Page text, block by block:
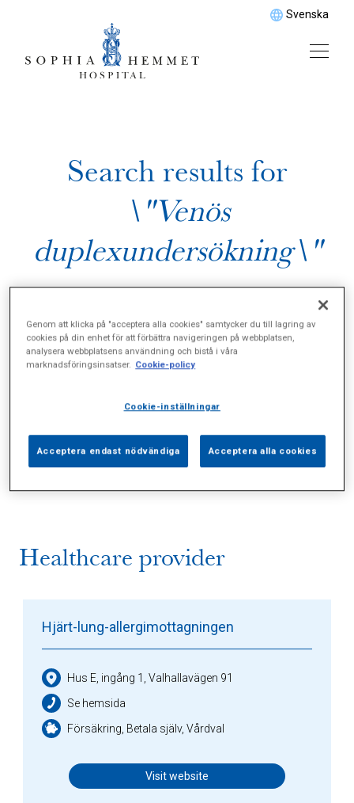
Svenska
Search results for
\"Venös
duplexundersökning\"
Alla (1) Vårdgivare (2) Specialister (0)
Sidor (0) Press (0) Sophianytt (0)
Healthcare provider
Hjärt-lung-allergimottagningen
Hus E, ingång 1, Valhallavägen 91
Se hemsida
Försäkring, Betala själv, Vårdval
Visit website
Genom att klicka på "acceptera alla cookies" samtycker du till lagring av
cookies på din enhet för att förbättra navigeringen på webbplatsen,
analysera webbplatsens användning och bistå i våra
marknadsföringsinsatser. Cookie-policy
Cookie-inställningar
Acceptera endast nödvändiga Acceptera alla cookies